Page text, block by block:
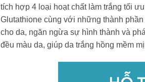
tích hợp 4 loại hoạt chất làm trắng tối
Glutathione cùng với những thành
cho da, ngăn ngừa sự hình thành và
đều màu da, giúp da trắng hồng mềm